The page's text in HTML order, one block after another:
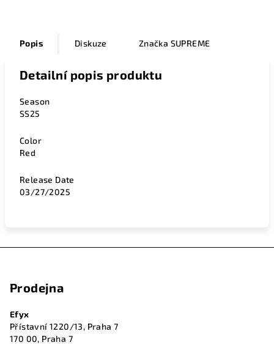
Popis Diskuze Značka SUPREME
Detailní popis produktu
Season
SS25
Color
Red
Release Date
03/27/2025
Prodejna
Efyx
Přístavní 1220/13, Praha 7
170 00, Praha 7